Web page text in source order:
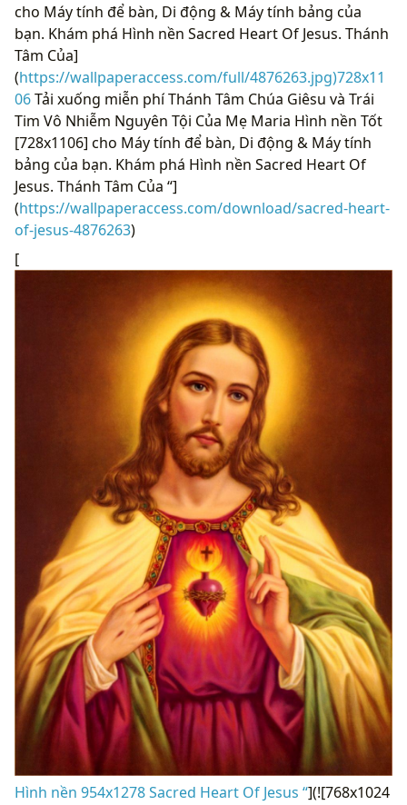
cho Máy tính để bàn, Di động & Máy tính bảng của
bạn. Khám phá Hình nền Sacred Heart Of Jesus. Thánh
Tâm Của]
(https://wallpaperaccess.com/full/4876263.jpg)728x11
06Tải xuống miễn phí Thánh Tâm Chúa Giêsu và Trái
Tim Vô Nhiễm Nguyên Tội Của Mẹ Maria Hình nền Tốt
[728x1106] cho Máy tính để bàn, Di động & Máy tính
bảng của bạn. Khám phá Hình nền Sacred Heart Of
Jesus. Thánh Tâm Của “]
(https://wallpaperaccess.com/download/sacred-heart-
of-jesus-4876263)
[
Hình nền 954x1278 Sacred Heart Of Jesus “](![768x1024